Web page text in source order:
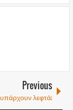
Previous
υπάρχουν λεφτά;